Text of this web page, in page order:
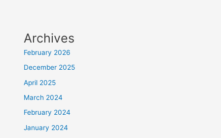
Archives
February 2026
December 2025
April 2025
March 2024
February 2024
January 2024